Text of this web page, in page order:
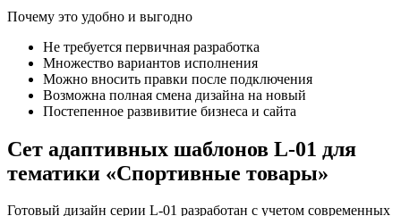
Почему это удобно и выгодно
Не требуется первичная разработка
Множество вариантов исполнения
Можно вносить правки после подключения
Возможна полная смена дизайна на новый
Постепенное развивитие бизнеса и сайта
Сет адаптивных шаблонов L-01 для
тематики «Спортивные товары»
Готовый дизайн серии L-01 разработан с учетом современных